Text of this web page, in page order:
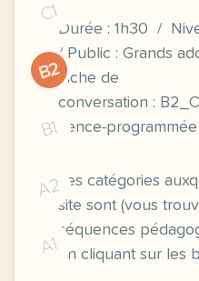
C1
B2
B1
A2
A1
Durée : 1h30 /
/ Public : Grands
Fiche de
conversation :
cence-programmée
Les catégories
site sont (vous
séquences
en cliquant sur les